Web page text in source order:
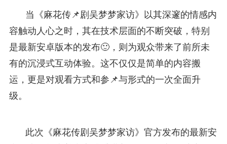
当《麻花传📌剧吴梦梦家访》以其深邃的情感内
容触动人心之时，其在技术层面的不断突破，特别
是最新安卓版本的发布🙂，则为观众带来了前所未
有的沉浸式互动体验。这不仅仅是简单的内容搬
运，更是对观看方式和参📌与形式的一次全面升
级。
此次《麻花传剧吴梦梦家访》官方发布的最新安